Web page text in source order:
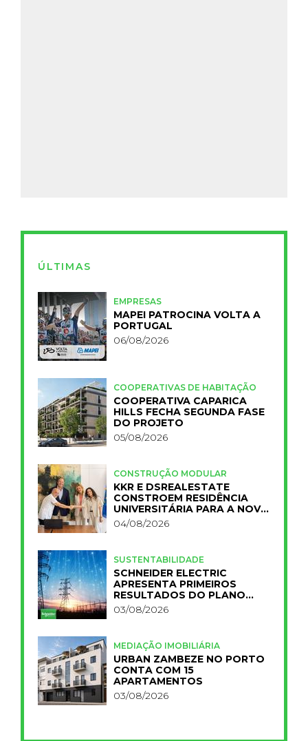
ÚLTIMAS
EMPRESAS
MAPEI PATROCINA VOLTA A
PORTUGAL
06/08/2026
COOPERATIVAS DE HABITAÇÃO
COOPERATIVA CAPARICA
HILLS FECHA SEGUNDA FASE
DO PROJETO
05/08/2026
CONSTRUÇÃO MODULAR
KKR E DSREALESTATE
CONSTROEM RESIDÊNCIA
UNIVERSITÁRIA PARA A NOVA
FCT
04/08/2026
SUSTENTABILIDADE
SCHNEIDER ELECTRIC
APRESENTA PRIMEIROS
RESULTADOS DO PLANO
IMPACT 2030
03/08/2026
MEDIAÇÃO IMOBILIÁRIA
URBAN ZAMBEZE NO PORTO
CONTA COM 15
APARTAMENTOS
03/08/2026